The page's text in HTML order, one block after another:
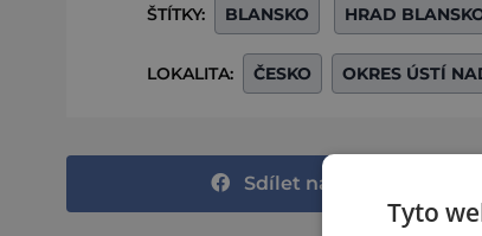
ŠTÍTKY: BLANSKO HRAD
LOKALITA: ČESKO OKRES ÚSTÍ
Sdílet na Facebooku
Tyto